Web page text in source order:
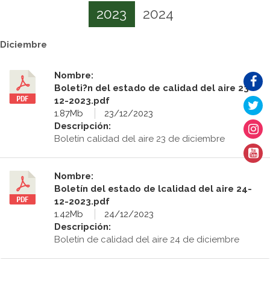
2023 2024
Diciembre
Nombre:
Boleti?n del estado de calidad del aire 23-
12-2023.pdf
1.87Mb
23/12/2023
Descripción:
Boletín calidad del aire 23 de diciembre
Nombre:
Boletín del estado de lcalidad del aire 24-
12-2023.pdf
1.42Mb
24/12/2023
Descripción:
Boletín de calidad del aire 24 de diciembre